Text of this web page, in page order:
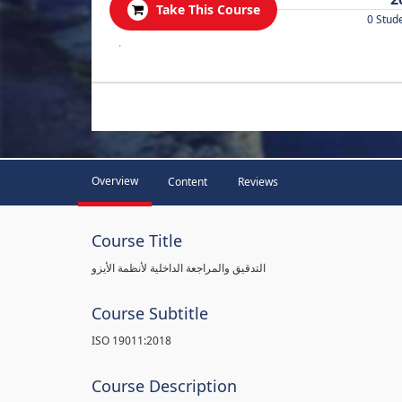
Take This Course
0
.
Overview Content Reviews
Course Title
التدقيق والمراجعة الداخلية لأنظمة الأيزو
Course Subtitle
ISO 19011:2018
Course Description